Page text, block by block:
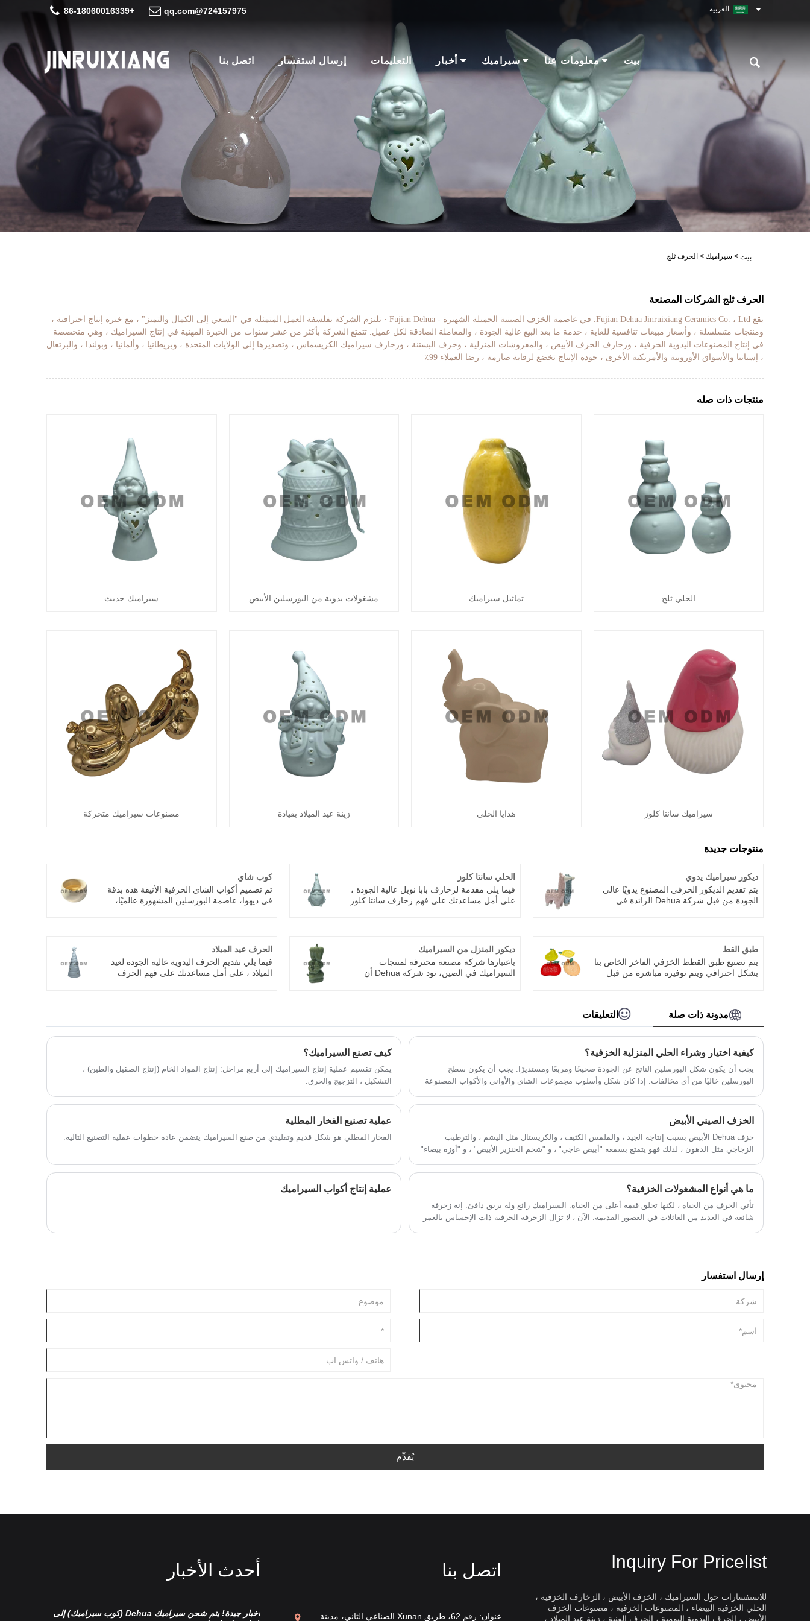
+86-18060016339 724157975@qq.com العربية
بيت معلومات عنا سيراميك أخبار التعليمات إرسال استفسار اتصل بنا
بيت > سيراميك > الحرف ثلج
الحرف ثلج الشركات المصنعة
يقع Fujian Dehua Jinruixiang Ceramics Co. ، Ltd. في عاصمة الخزف الصينية الجميلة الشهيرة - Fujian Dehua · تلتزم الشركة بفلسفة العمل المتمثلة في "السعي إلى الكمال والتميز" ، مع خبرة إنتاج احترافية ،
ومنتجات متسلسلة ، وأسعار مبيعات تنافسية للغاية ، خدمة ما بعد البيع عالية الجودة ، والمعاملة الصادقة لكل عميل. تتمتع الشركة بأكثر من عشر سنوات من الخبرة المهنية في إنتاج السيراميك ، وهي متخصصة
في إنتاج المصنوعات اليدوية الخزفية ، وزخارف الخزف الأبيض ، والمفروشات المنزلية ، وخزف البستنة ، وزخارف سيراميك الكريسماس ، وتصديرها إلى الولايات المتحدة ، وبريطانيا ، وألمانيا ، وبولندا ، والبرتغال
، إسبانيا والأسواق الأوروبية والأمريكية الأخرى ، جودة الإنتاج تخضع لرقابة صارمة ، رضا العملاء 99٪
منتجات ذات صله
الحلي ثلج تماثيل سيراميك مشغولات يدوية من البورسلين الأبيض سيراميك حديث
سيراميك سانتا كلوز هدايا الحلي زينة عيد الميلاد بقيادة مصنوعات سيراميك متحركة
منتوجات جديدة
ديكور سيراميك يدوي
يتم تقديم الديكور الخزفي المصنوع يدويًا عالي
الجودة من قبل شركة Dehua الرائدة في
والحياكة اليدوية، والقولبة، والإصلاح. يمنح بناء
الطبقة العلوية من الزجاج والخزف عالي
الحرارة، وما إلى ذلك، كل قطعة نسيجًا طبيعيًا
فريدًا، مع اختلافات دقيقة في الشكل وإحساسًا
الحلي سانتا كلوز
فيما يلي مقدمة لزخارف بابا نويل عالية الجودة ،
على أمل مساعدتك على فهم زخارف سانتا كلوز
كوب شاي
تم تصميم أكواب الشاي الخزفية الأنيقة هذه بدقة
في ديهوا، عاصمة البورسلين المشهورة عالميًا،
وحتى إطلاق النار النهائي، مما يضمن جودة ثابتة
وحرفية الخزف الأصلية في كل قطعة.
طبق القط
يتم تصنيع طبق القطط الخزفي الفاخر الخاص بنا
بشكل احترافي ويتم توفيره مباشرة من قبل
براعة السيراميك الناضجة. على عكس الموردين
التجاريين العاديين، نحن شركة مصنعة متكاملة
مع البحث والتطوير المستقل، وتطوير القوالب،
والإنتاج الضخم، وفحص الجودة وقدرات التصدير
العالمية. بامتلاكنا خطوط إنتاج كاملة وورش
عمل موحدة خالية من الغبار، فإننا نتحكم بشكل
صارم في كل عملية تصنيع بدءًا من معالجة
بدرجة حرارة عالية، والتشطيب الزجاجي إلى
ديكور المنزل من السيراميك
باعتبارها شركة مصنعة محترفة لمنتجات
السيراميك في الصين، تود شركة Dehua أن
والبهتان، مما يوفر حلاً خاليًا من الرصاص وغير
سام، وبريقًا مصنوعًا يدويًا أطول بكثير من
البدائل الراتنجية أو البلاستيكية، فلا تتردد في
الحرف عيد الميلاد
فيما يلي تقديم الحرف اليدوية عالية الجودة لعيد
الميلاد ، على أمل مساعدتك على فهم الحرف
مدونة ذات صلة التعليقات
كيفية اختيار وشراء الحلي المنزلية الخزفية؟
يجب أن يكون شكل البورسلين الناتج عن الجودة صحيحًا ومربعًا ومستديرًا. يجب أن يكون سطح
البورسلين خاليًا من أي مخالفات. إذا كان شكل وأسلوب مجموعات الشاي والأواني والأكواب المصنوعة
يكون الجسم مرتبطًا ارتباطًا وثيقًا بالغطاء.
كيف تصنع السيراميك؟
يمكن تقسيم عملية إنتاج السيراميك إلى أربع مراحل: إنتاج المواد الخام (إنتاج الصقيل والطين) ،
التشكيل ، التزجيج والحرق.
الخزف الصيني الأبيض
خزف Dehua الأبيض بسبب إنتاجه الجيد ، والملمس الكثيف ، والكريستال مثل اليشم ، والترطيب
الزجاجي مثل الدهون ، لذلك فهو يتمتع بسمعة "أبيض عاجي" ، و "شحم الخنزير الأبيض" ، و "أوزة بيضاء"
مكانة مهمة ، في سمعة "الفن الشرقي" الدولي.
عملية تصنيع الفخار المطلية
الفخار المطلي هو شكل قديم وتقليدي من صنع السيراميك يتضمن عادة خطوات عملية التصنيع التالية:
ما هي أنواع المشغولات الخزفية؟
تأتي الحرف من الحياة ، لكنها تخلق قيمة أعلى من الحياة. السيراميك رائع وله بريق دافئ. إنه زخرفة
شائعة في العديد من العائلات في العصور القديمة. الآن ، لا تزال الزخرفة الخزفية ذات الإحساس بالعمر
عملية إنتاج أكواب السيراميك
إرسال استفسار
يُقدِّم
أحدث الأخبار
أخبار جيدة! يتم شحن سيراميك Dehua (كوب سيراميك) إلى
الخزف الصيني الأبيض Dingyao الخزف الأبيض
اتصل بنا
عنوان: رقم 62، طريق Xunan الصناعي الثاني، مدينة
Inquiry For Pricelist
للاستفسارات حول السيراميك ، الخزف الأبيض ، الزخارف الخزفية ،
الحلي الخزفية البيضاء ، المصنوعات الخزفية ، مصنوعات الخزف
الأبيض ، الحرف اليدوية اليومية ، الحرف الفنية ، زينة عيد الميلاد ،